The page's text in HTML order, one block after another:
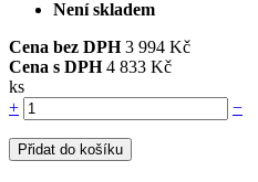
Není skladem
Cena bez DPH 3 994 Kč
Cena s DPH 4 833 Kč
ks
+
−
Přidat do košíku